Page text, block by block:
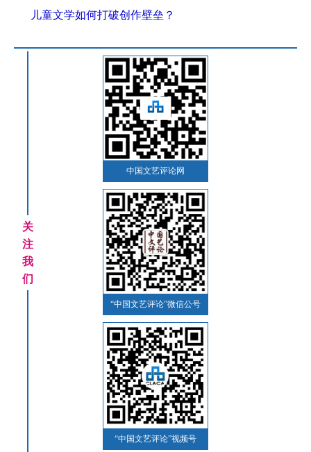
儿童文学如何打破创作壁垒？
关
注
我
们
中国文艺评论网
“中国文艺评论”微信公号
“中国文艺评论”视频号